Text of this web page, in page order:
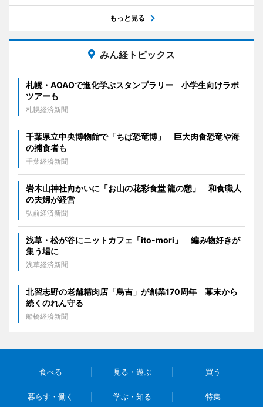
もっと見る
みん経トピックス
札幌・AOAOで進化学ぶスタンプラリー 小学生向けラボ
ツアーも
札幌経済新聞
千葉県立中央博物館で「ちば恐竜博」 巨大肉食恐竜や海
の捕食者も
千葉経済新聞
岩木山神社向かいに「お山の花彩食堂 龍の憩」 和食職人
の夫婦が経営
弘前経済新聞
浅草・松が谷にニットカフェ「ito-mori」 編み物好きが
集う場に
浅草経済新聞
北習志野の老舗精肉店「鳥吉」が創業170周年 幕末から
続くのれん守る
船橋経済新聞
食べる 見る・遊ぶ 買う
暮らす・働く 学ぶ・知る 特集